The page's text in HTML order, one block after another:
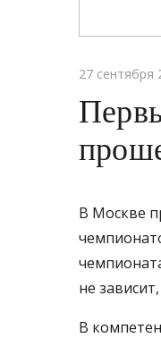
27 сентября
В Москве
не
В